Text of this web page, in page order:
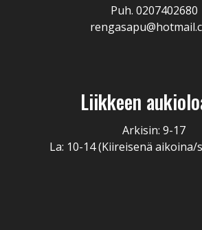
Puh. 0207402680
Liikkeen
Arkisin: 9-17
La: 10-14 (Kiireisenä aikoina/